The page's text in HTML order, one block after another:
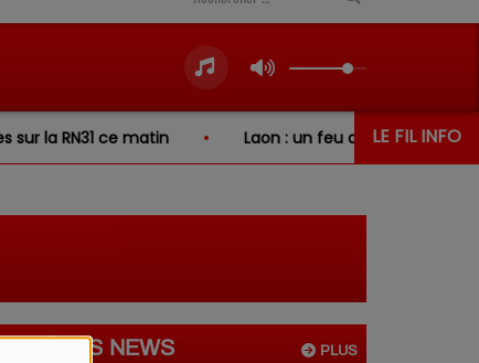
LE FIL INFO
RN31 ce matin Laon : un feu de broussailles se
PLUS
NEWS